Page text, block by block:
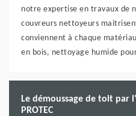
notre expertise en travaux de
couvreurs nettoyeurs
conviennent à chaque
en bois, nettoyage humide
Le démoussage de toit par
PROTEC